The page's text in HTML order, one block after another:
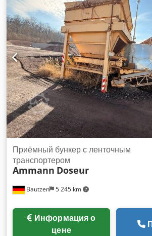
Bautzen 5 245 km
Приёмный бункер с ленточным
транспортером
Ammann Doseur
цене